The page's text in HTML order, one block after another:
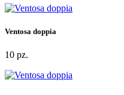
Ventosa doppia
10 pz.